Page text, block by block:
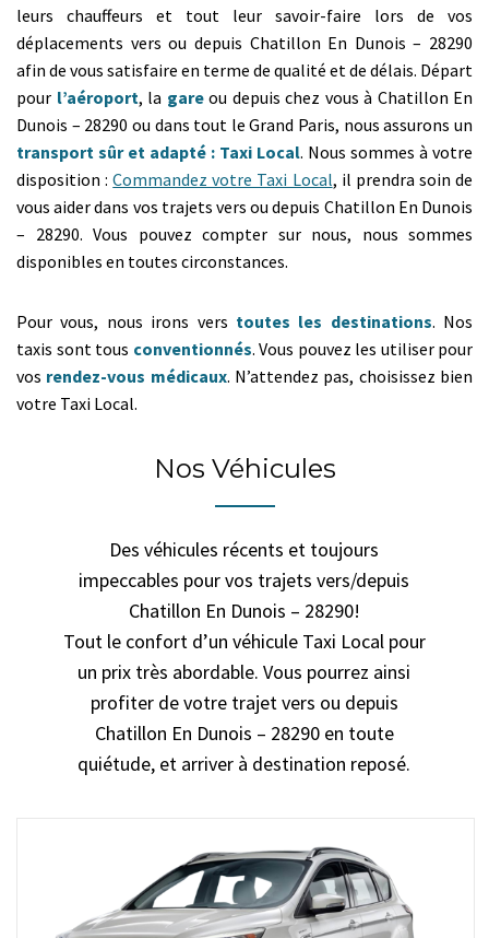
leurs chauffeurs et tout leur savoir-faire lors de vos
déplacements vers ou depuis Chatillon En Dunois – 28290
afin de vous satisfaire en terme de qualité et de délais. Départ
pour l’aéroport, la gareou depuis chez vous à Chatillon En
Dunois – 28290 ou dans tout le Grand Paris, nous assurons un
transport sûr et adapté : Taxi Local. Nous sommes à votre
disposition :Commandez votre Taxi Local, il prendra soin de
vous aider dans vos trajets vers ou depuis Chatillon En Dunois
– 28290. Vous pouvez compter sur nous, nous sommes
disponibles en toutes circonstances.
Pour vous, nous irons vers toutes les destinations. Nos
taxis sont tous conventionnés. Vous pouvez les utiliser pour
vos rendez-vous médicaux. N’attendez pas, choisissez bien
votre Taxi Local.
Nos Véhicules
Des véhicules récents et toujours
impeccables pour vos trajets vers/depuis
Chatillon En Dunois – 28290!
Tout le confort d’un véhicule Taxi Local pour
un prix très abordable. Vous pourrez ainsi
profiter de votre trajet vers ou depuis
Chatillon En Dunois – 28290 en toute
quiétude, et arriver à destination reposé.